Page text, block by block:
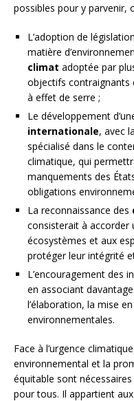
possibles pour y parvenir,
L’adoption de
matière
climat adoptée par
objectifs contraignants
à effet de serre ;
Le développement
internationale, avec
spécialisé dans le
climatique, qui
manquements des
obligations
La reconnaissance des
consisterait à accorder
écosystèmes et aux
protéger leur intégrité
L’encouragement des
en associant
l’élaboration, la mise
environnementales.
Face à l’urgence
environnemental et la
équitable sont
pour tous. Il appartient